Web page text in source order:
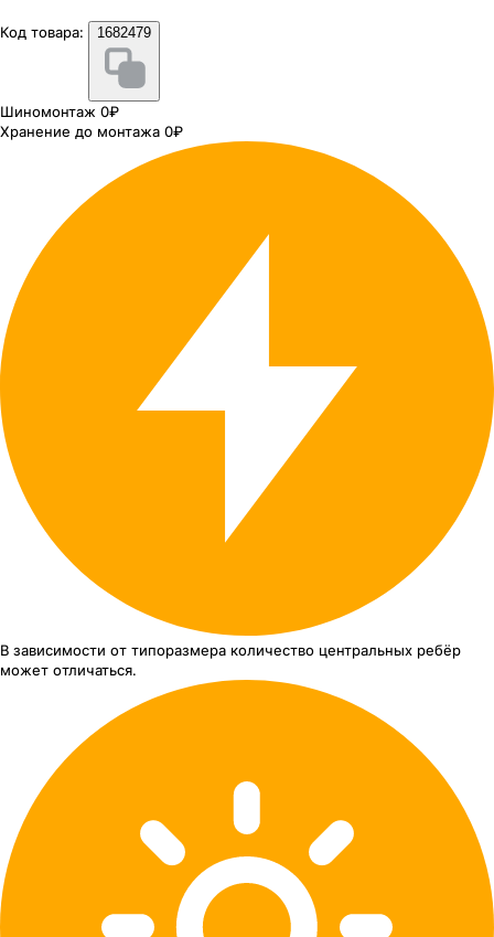
Код товара: 1682479
Шиномонтаж 0₽
Хранение до монтажа 0₽
В зависимости от типоразмера количество центральных ребёр
может отличаться.